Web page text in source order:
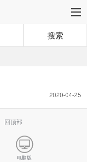
搜索
2020-04-25
回顶部
电脑版